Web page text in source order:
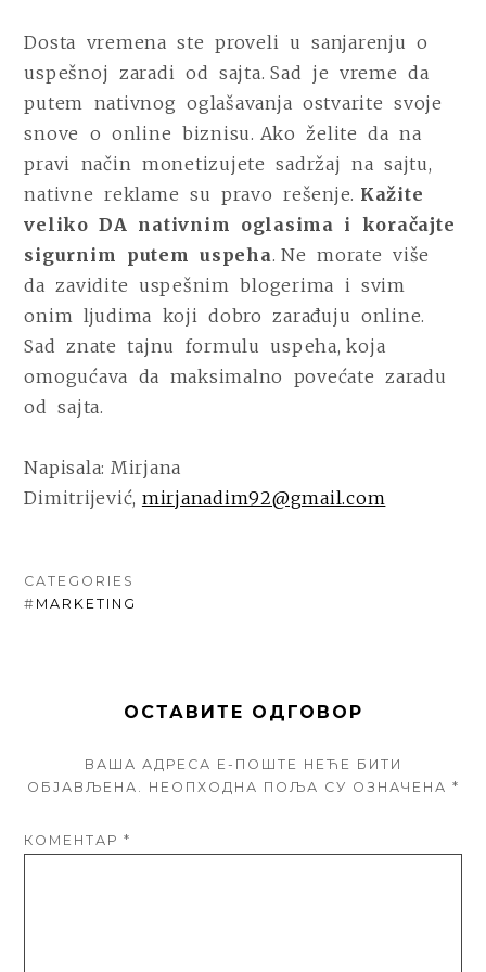
Dosta vremena ste proveli u sanjarenju o
uspešnoj zaradi od sajta. Sad je vreme da
putem nativnog oglašavanja ostvarite svoje
snove o online biznisu. Ako želite da na
pravi način monetizujete sadržaj na sajtu,
nativne reklame su pravo rešenje. Kažite
veliko DA nativnim oglasima i koračajte
sigurnim putem uspeha. Ne morate više
da zavidite uspešnim blogerima i svim
onim ljudima koji dobro zarađuju online.
Sad znate tajnu formulu uspeha, koja
omogućava da maksimalno povećate zaradu
od sajta.
Napisala: Mirjana
Dimitrijević, mirjanadim92@gmail.com
CATEGORIES
# MARKETING
ОСТАВИТЕ ОДГОВОР
ВАША АДРЕСА Е-ПОШТЕ НЕЋЕ БИТИ
ОБЈАВЉЕНА. НЕОПХОДНА ПОЉА СУ ОЗНАЧЕНА *
КОМЕНТАР*